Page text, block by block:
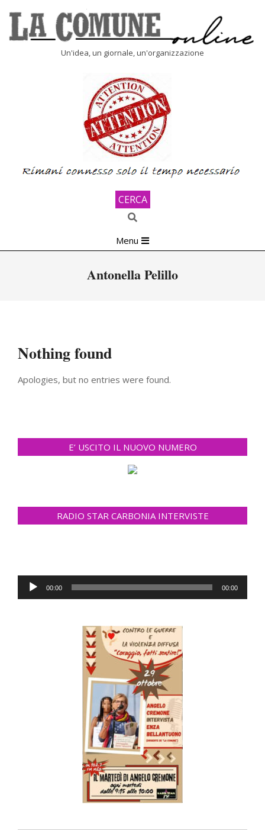
content
Un'idea, un giornale, un'organizzazione
CERCA
Search
Navigation
Menu
Antonella Pelillo
Nothing found
Apologies, but no entries were found.
E’ USCITO IL NUOVO NUMERO
RADIO STAR CARBONIA INTERVISTE
Audio-
Player
00:00 00:00